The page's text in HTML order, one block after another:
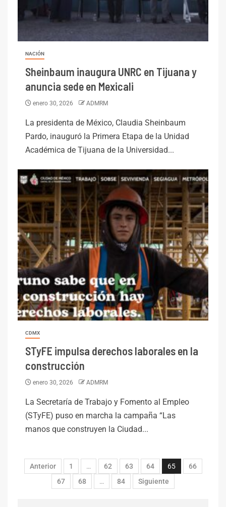
NACIÓN
Sheinbaum inaugura UNRC en Tijuana y
anuncia sede en Mexicali
enero 30, 2026 ADMRM
La presidenta de México, Claudia Sheinbaum
Pardo, inauguró la Primera Etapa de la Unidad
Académica de Tijuana de la Universidad...
CDMX
STyFE impulsa derechos laborales en la
construcción
enero 30, 2026 ADMRM
La Secretaría de Trabajo y Fomento al Empleo
(STyFE) puso en marcha la campaña “Las
manos que construyen la Ciudad...
Anterior 1 … 62 63 64 65
66
67
68 … 84 Siguiente